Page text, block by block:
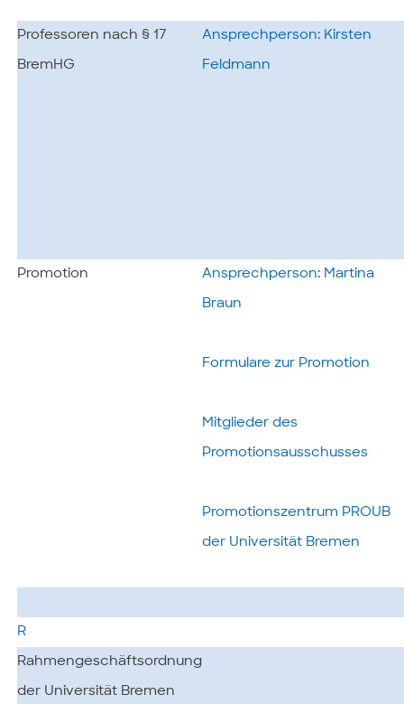
Professoren nach § 17
BremHG
Ansprechperson: Kirsten
Feldmann
Promotion Ansprechperson: Martina
Braun
Formulare zur Promotion
Mitglieder des
Promotionsausschusses
Promotionszentrum PROUB
der Universität Bremen
R
Rahmengeschäftsordnung
der Universität Bremen